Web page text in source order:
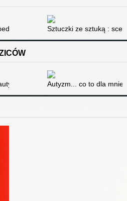
: teoretyczne i praktyczne
Sztuczki ze sztuką :
poradnik dla nauczycieli i rodziców
Autyzm... co to dla mnie